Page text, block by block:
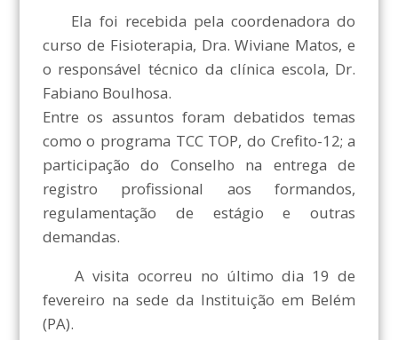
Ela foi recebida pela coordenadora do
curso de Fisioterapia, Dra. Wiviane Matos, e
o responsável técnico da clínica escola, Dr.
Fabiano Boulhosa.
Entre os assuntos foram debatidos temas
como o programa TCC TOP, do Crefito-12; a
participação do Conselho na entrega de
registro profissional aos formandos,
regulamentação de estágio e outras
demandas.
A visita ocorreu no último dia 19 de
fevereiro na sede da Instituição em Belém
(PA).